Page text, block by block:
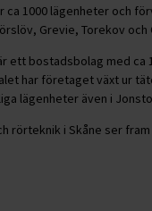
ca 1000 lägenheter och
Grevie, Torekov och
ett bostadsbolag med ca
har företaget växt ur
lägenheter även i
rörteknik i Skåne ser